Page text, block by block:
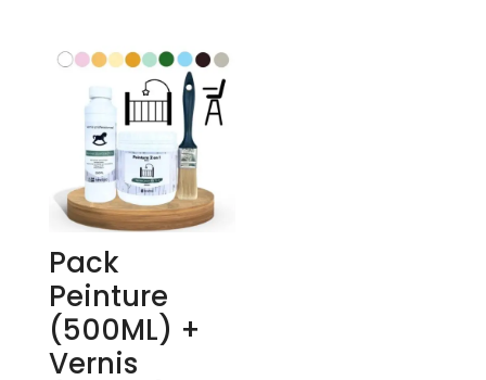
Pack
Peinture
(500ML) +
Vernis